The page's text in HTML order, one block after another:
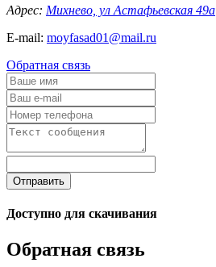
Адрес: Михнево, ул Астафьевская 49а
E-mail: moyfasad01@mail.ru
Обратная связь
Отправить
Доступно для скачивания
Обратная связь